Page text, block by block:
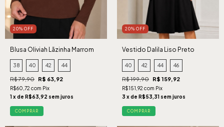
20% OFF
Blusa Oliviah Lãzinha Marrom
38 40 42 44
R$ 79,90 R$ 63,92
R$60,72 com Pix
1 x de R$63,92 sem juros
COMPRAR
20% OFF
Vestido Dalila Liso Preto
40 42 44 46
R$ 199,90 R$ 159,92
R$151,92 com Pix
3 x de R$53,31 sem juros
COMPRAR